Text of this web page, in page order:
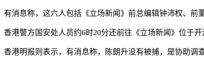
有消息称，这六人包括《立场新闻》前总编辑钟沛权、前
香港警方国安处人员约6时20分还前往《立场新闻》位于
香港明报则表示，有消息称，陈朗升没有被捕，是协助调查